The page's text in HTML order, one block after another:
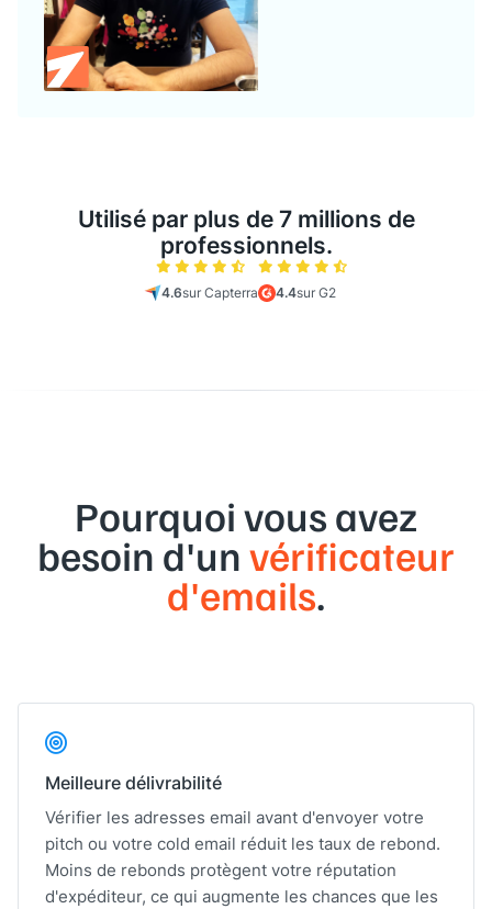
Utilisé par plus de 7 millions de
professionnels.
4.6sur Capterra 4.4sur G2
Pourquoi vous avez
besoin d'un vérificateur
d'emails.
Meilleure délivrabilité
Vérifier les adresses email avant d'envoyer votre
pitch ou votre cold email réduit les taux de rebond.
Moins de rebonds protègent votre réputation
d'expéditeur, ce qui augmente les chances que les